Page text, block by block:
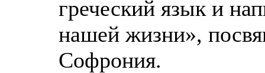
греческий язык и
нашей жизни»,
Софрония.